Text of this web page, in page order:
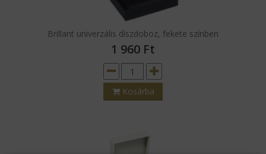
Brillant univerzális díszdoboz, fekete színben
1 960Ft